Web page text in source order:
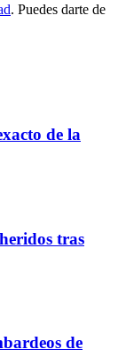
. Puedes darte de
de la
tras
de